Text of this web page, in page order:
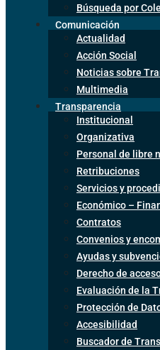
Búsqueda por
Comunicación
Actualidad
Acción Social
Noticias sobre
Multimedia
Transparencia
Institucional
Organizativa
Personal de libre
Retribuciones
Servicios y
Económico –
Contratos
Convenios y
Ayudas y
Derecho de
Evaluación de la
Protección de
Accesibilidad
Buscador de